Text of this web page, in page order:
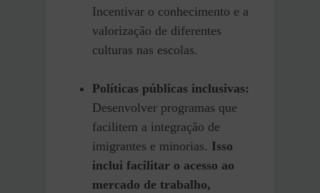
Incentivar o conhecimento e a
valorização de diferentes
culturas nas escolas.
Políticas públicas inclusivas:
Desenvolver programas que
facilitem a integração de
imigrantes e minorias. Isso
inclui facilitar o acesso ao
mercado de trabalho,